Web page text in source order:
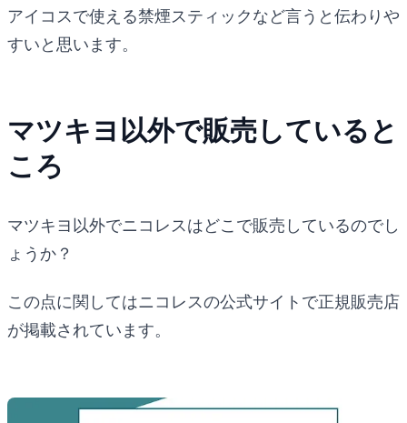
アイコスで使える禁煙スティックなど言うと伝わりや
すいと思います。
マツキヨ以外で販売していると
ころ
マツキヨ以外でニコレスはどこで販売しているのでし
ょうか？
この点に関してはニコレスの公式サイトで正規販売店
が掲載されています。